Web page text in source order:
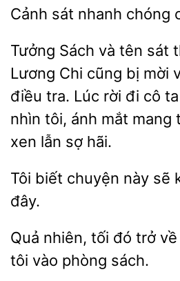
chóng
Sách và tên sát
Lương Chi cũng bị mời
điều tra. Lúc rời đi cô
nhìn tôi, ánh mắt mang
xen lẫn sợ hãi.
Tôi biết chuyện này
đây.
Quả nhiên, tối đó trở
tôi
sách.